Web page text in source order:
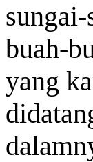
buah-
yang